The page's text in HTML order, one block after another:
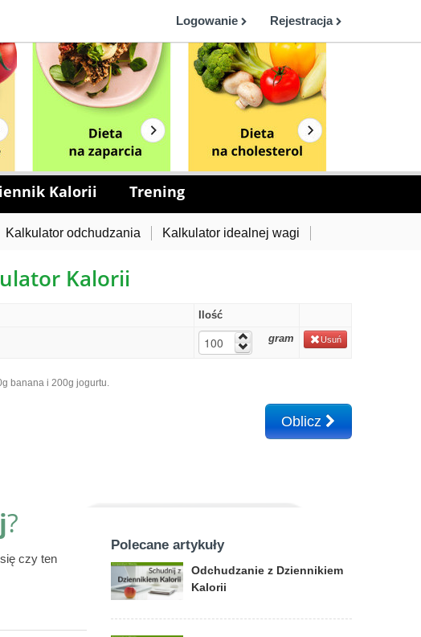
Logowanie Rejestracja
Kalorii Trening
Kalkulator odchudzania Kalkulator idealnej wagi
Kalorii
Ilość
gram Usuń
banana i 200g jogurtu.
Oblicz
?
czy ten
Polecane artykuły
Odchudzanie z Dziennikiem
Kalorii